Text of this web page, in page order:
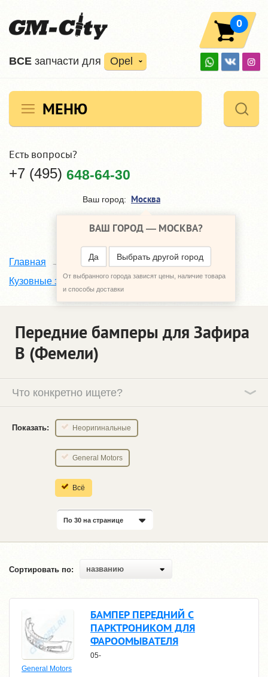
ВCE запчасти для Opel
0
МЕНЮ
Есть вопросы?
+7 (495) 648-64-30
Ваш город: Москва
ВАШ ГОРОД — МОСКВА?
Да Выбрать другой город
От выбранного города зависят цены, наличие товара
и способы доставки
Главная Каталог Opel Zafira
B
Кузовные запчасти
бампер передний
Передние бамперы для Зафира
В (Фемели)
Что конкретно ищете?
Показать: Неоригинальные
General Motors
Всё
По 30 на странице
Сортировать по: названию
БАМПЕР ПЕРЕДНИЙ С
ПАРКТРОНИКОМ ДЛЯ
ФАРООМЫВАТЕЛЯ
05-
General Motors